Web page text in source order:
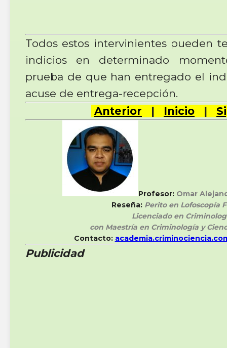
Todos estos intervinientes pueden
indicios en determinado
prueba de que han entregado el
acuse de entrega-recepción.
Anterior
| Inicio |
Profesor: Omar
Reseña:Perito en Lofoscopía
Licenciado en
con Maestría en Criminología y
Contacto:
Publicidad